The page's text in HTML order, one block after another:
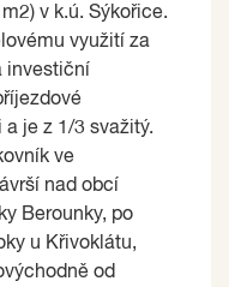
v k.ú. Sýkořice.
využití za
investiční
je z 1/3 svažitý.
ve
nad obcí
Berounky, po
u Křivoklátu,
od